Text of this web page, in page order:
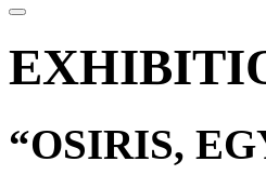
“OSIRIS,